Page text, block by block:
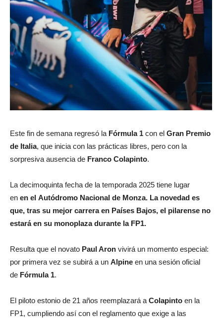
Este fin de semana regresó la Fórmula 1 con el Gran Premio
de Italia, que inicia con las prácticas libres, pero con la
sorpresiva ausencia de Franco Colapinto.
La decimoquinta fecha de la temporada 2025 tiene lugar
en en el Autódromo Nacional de Monza. La novedad es
que, tras su mejor carrera en Países Bajos, el pilarense no
estará en su monoplaza durante la FP1.
Resulta que el novato Paul Aron vivirá un momento especial:
por primera vez se subirá a un Alpine en una sesión oficial
de Fórmula 1.
El piloto estonio de 21 años reemplazará a Colapinto en la
FP1, cumpliendo así con el reglamento que exige a las